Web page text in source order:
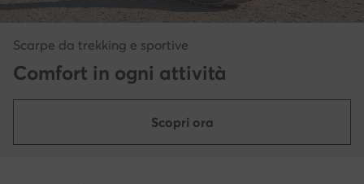
Scarpe da trekking e sportive
Comfort in ogni attività
Scopri ora